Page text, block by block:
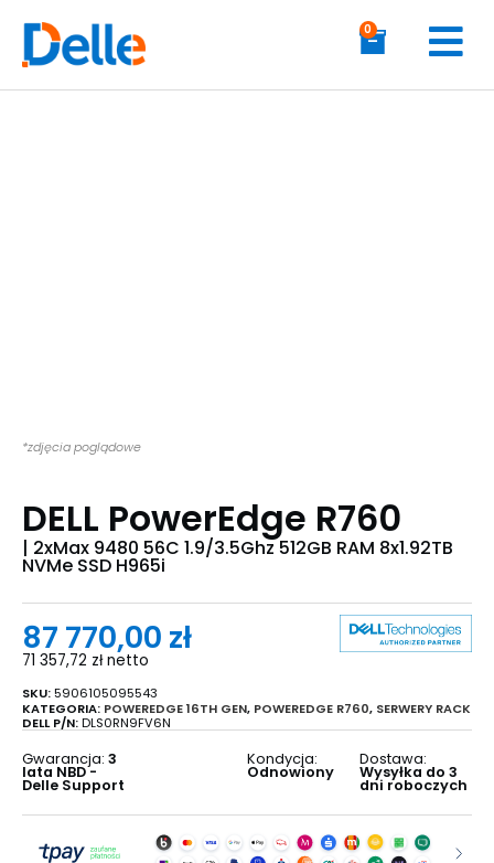
0
*zdjęcia poglądowe
DELL PowerEdge R760
| 2xMax 9480 56C 1.9/3.5Ghz 512GB RAM 8x1.92TB
NVMe SSD H965i
87 770,00 zł
71 357,72 złnetto
SKU:5906105095543
KATEGORIA: POWEREDGE 16TH GEN, POWEREDGE R760, SERWERY RACK
DELL P/N:DLS0RN9FV6N
Gwarancja: 3
lata NBD -
Delle Support
Kondycja:
Odnowiony
Dostawa:
Wysyłka do 3
dni roboczych